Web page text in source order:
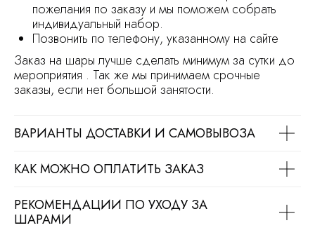
пожелания по заказу и мы поможем собрать
индивидуальный набор.
Позвонить по телефону, указанному на сайте
Заказ на шары лучше сделать минимум за сутки до
мероприятия . Так же мы принимаем срочные
заказы, если нет большой занятости.
ВАРИАНТЫ ДОСТАВКИ И САМОВЫВОЗА
КАК МОЖНО ОПЛАТИТЬ ЗАКАЗ
РЕКОМЕНДАЦИИ ПО УХОДУ ЗА
ШАРАМИ